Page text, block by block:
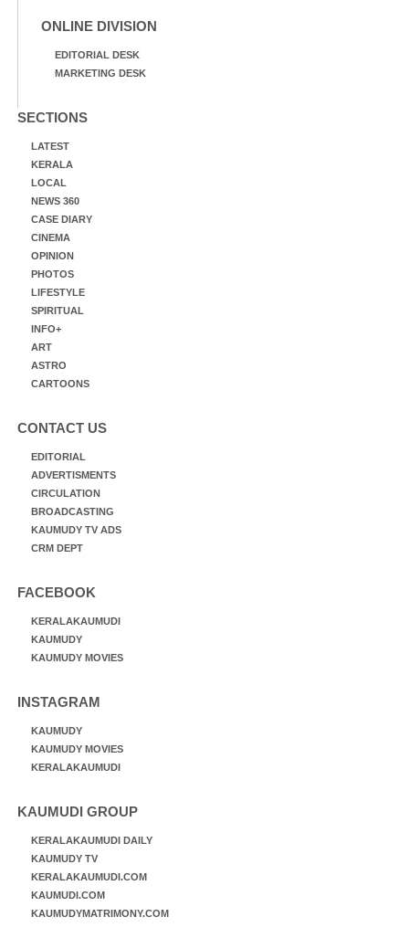
ONLINE DIVISION
EDITORIAL DESK
MARKETING DESK
SECTIONS
LATEST
KERALA
LOCAL
NEWS 360
CASE DIARY
CINEMA
OPINION
PHOTOS
LIFESTYLE
SPIRITUAL
INFO+
ART
ASTRO
CARTOONS
CONTACT US
EDITORIAL
ADVERTISMENTS
CIRCULATION
BROADCASTING
KAUMUDY TV ADS
CRM DEPT
FACEBOOK
KERALAKAUMUDI
KAUMUDY
KAUMUDY MOVIES
INSTAGRAM
KAUMUDY
KAUMUDY MOVIES
KERALAKAUMUDI
KAUMUDI GROUP
KERALAKAUMUDI DAILY
KAUMUDY TV
KERALAKAUMUDI.COM
KAUMUDI.COM
KAUMUDYMATRIMONY.COM